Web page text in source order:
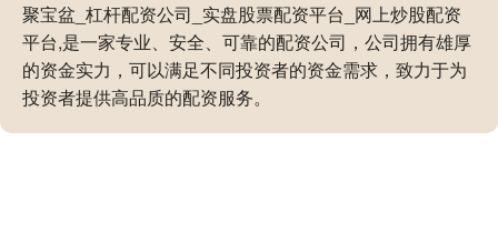
聚宝盆_杠杆配资公司_实盘股票配资平台_网上炒股配资
平台,是一家专业、安全、可靠的配资公司，公司拥有雄厚
的资金实力，可以满足不同投资者的资金需求，致力于为
投资者提供高品质的配资服务。